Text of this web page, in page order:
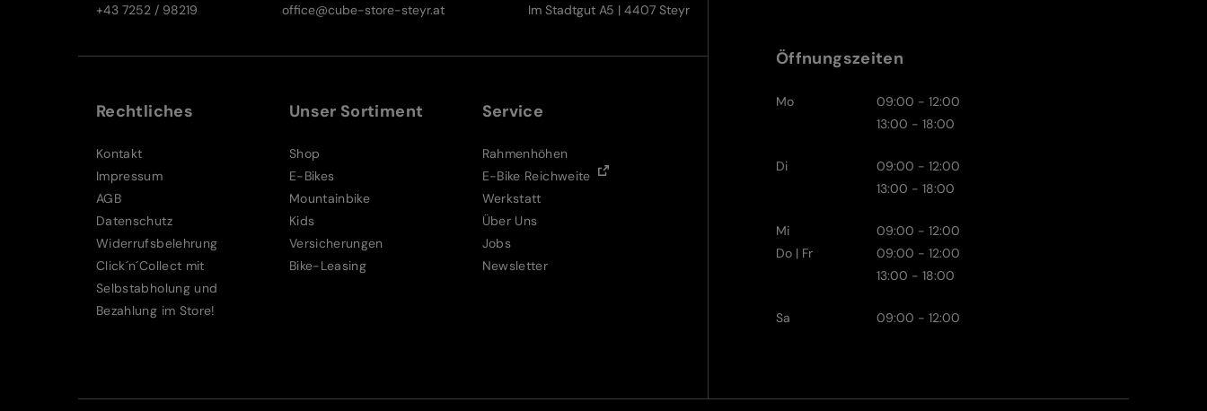
+43 7252 / 98219 office@cube-store-steyr.at Im Stadtgut A5 | 4407 Steyr
Rechtliches
Kontakt
Impressum
AGB
Datenschutz
Widerrufsbelehrung
Click´n´Collect mit
Selbstabholung und
Bezahlung im Store!
Unser Sortiment
Shop
E-Bikes
Mountainbike
Kids
Versicherungen
Bike-Leasing
Service
Rahmenhöhen
E-Bike Reichweite
Werkstatt
Über Uns
Jobs
Newsletter
Öffnungszeiten
Mo
09:00 - 12:00
13:00 - 18:00
Di
09:00 - 12:00
13:00 - 18:00
Mi
09:00 - 12:00
Do | Fr
09:00 - 12:00
13:00 - 18:00
Sa 09:00 - 12:00